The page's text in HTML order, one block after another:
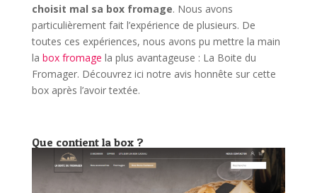
choisit mal sa box fromage. Nous avons
particulièrement fait l’expérience de plusieurs. De
toutes ces expériences, nous avons pu mettre la main
la box fromage la plus avantageuse : La Boite du
Fromager. Découvrez ici notre avis honnête sur cette
box après l’avoir textée.
Que contient la box ?